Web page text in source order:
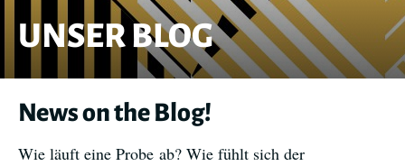
UNSER BLOG
News on the Blog!
Wie läuft eine Probe ab? Wie fühlt sich der